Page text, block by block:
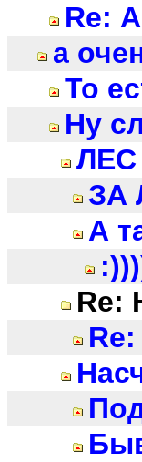
Re:
а
То
Ну
ЛЕС
ЗА
А
Re: